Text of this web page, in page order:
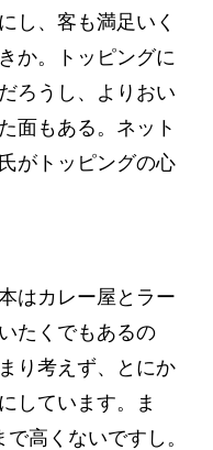
し、客も満足いく
か。トッピングに
ろうし、よりおい
面もある。ネット
がトッピングの心
はカレー屋とラー
たくでもあるの
り考えず、とにか
しています。ま
高くないですし。